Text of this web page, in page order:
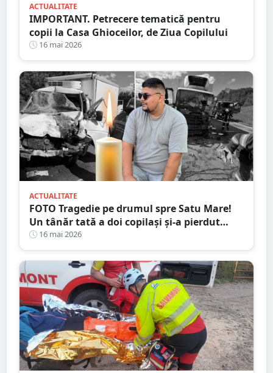
ACTUALITATE
IMPORTANT. Petrecere tematică pentru
copii la Casa Ghioceilor, de Ziua Copilului
16 mai 2026
ACTUALITATE
FOTO Tragedie pe drumul spre Satu Mare!
Un tânăr tată a doi copilași și-a pierdut
viața într-un accident cumplit
16 mai 2026